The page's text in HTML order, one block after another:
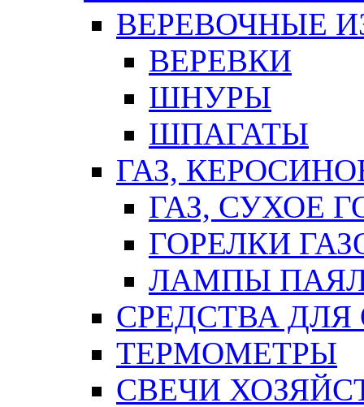
ВЕРЕВОЧНЫЕ
ВЕРЕВКИ
ШНУРЫ
ШПАГАТЫ
ГАЗ,
ГАЗ, СУХОЕ
ГОРЕЛКИ
ЛАМПЫ
СРЕДСТВА
ТЕРМОМЕТРЫ
СВЕЧИ